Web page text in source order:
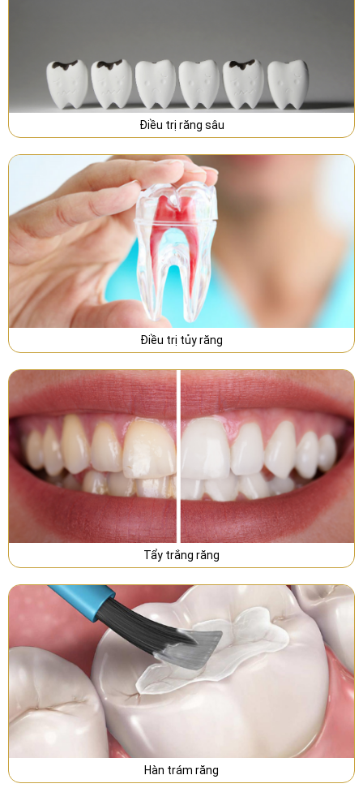
Điều trị răng sâu
Điều trị tủy răng
Tẩy trắng răng
Hàn trám răng